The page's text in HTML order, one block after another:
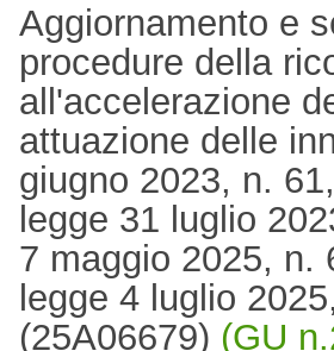
Aggiornamento e
procedure della
all'accelerazione
attuazione delle
giugno 2023, n.
legge 31 luglio
7 maggio 2025, n.
legge 4 luglio
(25A06679) (GU